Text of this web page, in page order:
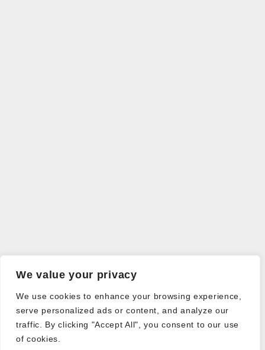
We value your privacy
We use cookies to enhance your browsing experience,
serve personalized ads or content, and analyze our
traffic. By clicking "Accept All", you consent to our use
of cookies.